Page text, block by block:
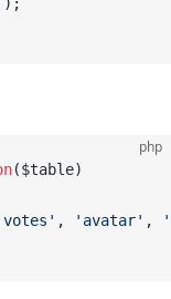
php
($table)
, 'avatar' ,